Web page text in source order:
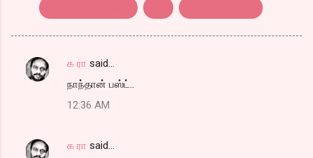
C
e
க ரா said…
நாந்தான் பஸ்ட்..
12:36 AM
க ரா said…